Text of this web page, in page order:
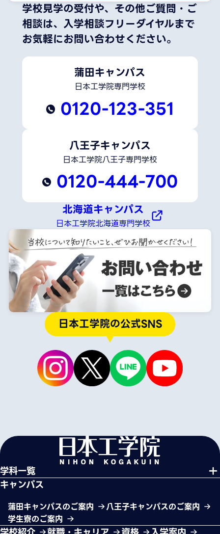
学校見学の受付や、その他ご質問・ご
相談は、 入学相談フリーダイヤルまで
お気軽にお問い合わせください。
蒲田キャンパス
日本工学院専門学校
0120-123-351
八王子キャンパス
日本工学院八王子専門学校
0120-444-700
北海道キャンパス
日本工学院北海道専門学校
日本工学院の公式SNS
学科一覧
キャンパス
蒲田キャンパスのご案内
八王子キャンパスのご案内
学生寮のご案内